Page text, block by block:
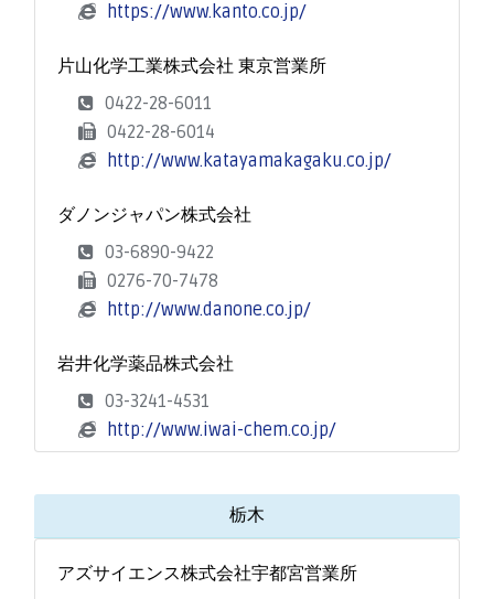
https://www.kanto.co.jp/
片山化学工業株式会社 東京営業所
0422-28-6011
0422-28-6014
http://www.katayamakagaku.co.jp/
ダノンジャパン株式会社
03-6890-9422
0276-70-7478
http://www.danone.co.jp/
岩井化学薬品株式会社
03-3241-4531
http://www.iwai-chem.co.jp/
栃木
アズサイエンス株式会社宇都宮営業所